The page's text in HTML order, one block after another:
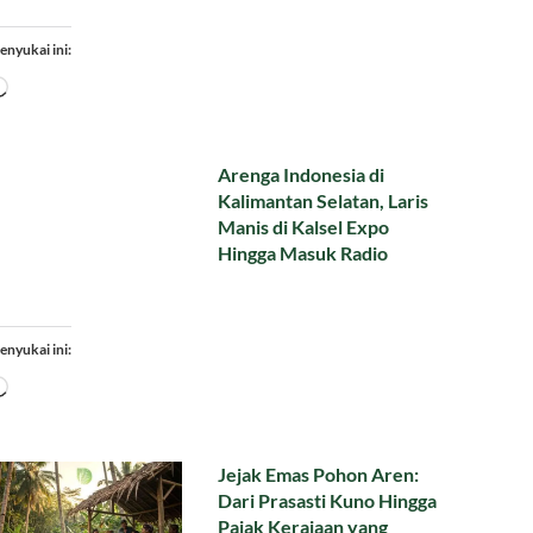
ini:
Memuat...
Arenga Indonesia di
Kalimantan Selatan, Laris
Manis di Kalsel Expo
Hingga Masuk Radio
ini:
Memuat...
Jejak Emas Pohon Aren:
Dari Prasasti Kuno Hingga
Pajak Kerajaan yang